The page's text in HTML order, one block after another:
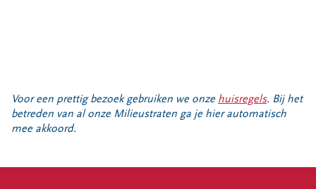
Voor een prettig bezoek gebruiken we onze huisregels. Bij het
betreden van al onze Milieustraten ga je hier automatisch
mee akkoord.